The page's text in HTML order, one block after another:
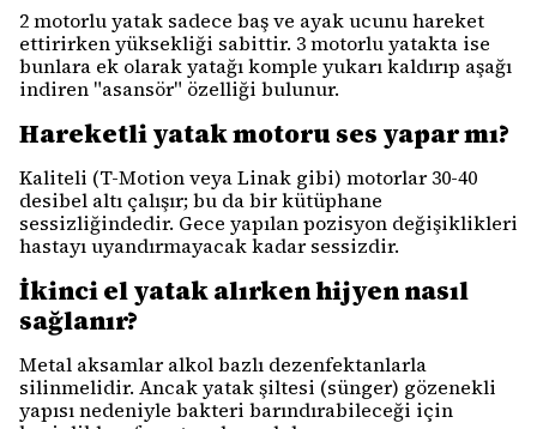
2 motorlu yatak sadece baş ve ayak ucunu hareket
ettirirken yüksekliği sabittir. 3 motorlu yatakta ise
bunlara ek olarak yatağı komple yukarı kaldırıp aşağı
indiren "asansör" özelliği bulunur.
Hareketli yatak motoru ses yapar mı?
Kaliteli (T-Motion veya Linak gibi) motorlar 30-40
desibel altı çalışır; bu da bir kütüphane
sessizliğindedir. Gece yapılan pozisyon değişiklikleri
hastayı uyandırmayacak kadar sessizdir.
İkinci el yatak alırken hijyen nasıl
sağlanır?
Metal aksamlar alkol bazlı dezenfektanlarla
silinmelidir. Ancak yatak şiltesi (sünger) gözenekli
yapısı nedeniyle bakteri barındırabileceği için